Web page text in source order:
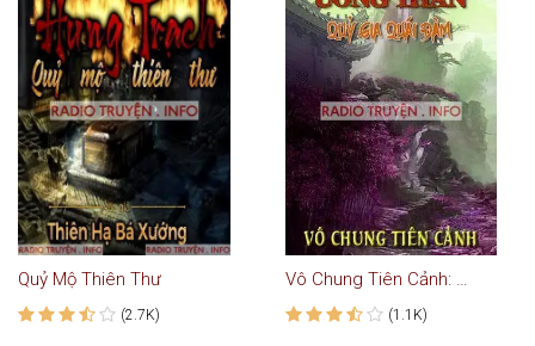
Quỷ Mộ Thiên Thư
(2.7K)
Vô Chung Tiên Cảnh: Ương Thần - Quỷ Gia Quái Đàm
(1.1K)